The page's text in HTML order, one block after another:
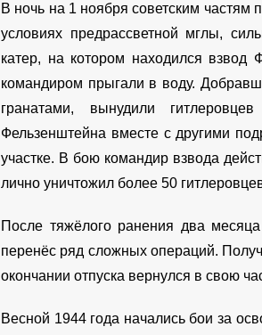
В ночь на 1 ноября советским частям
условиях предрассветной мглы,
катер, на котором находился взвод
командиром прыгали в воду.
гранатами, вынудили
Фельзенштейна вместе с другими
участке. В бою командир взвода
лично уничтожил более 50
После тяжёлого ранения два
перенёс ряд сложных операций.
окончании отпуска вернулся в свою
Весной 1944 года начались бои за